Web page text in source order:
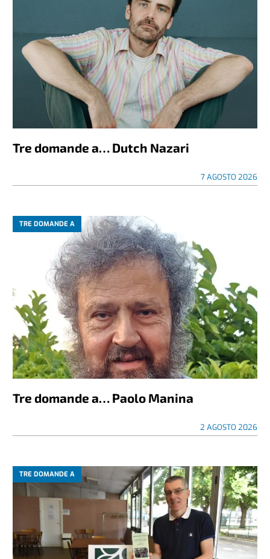
Tre domande a… Dutch Nazari
7 AGOSTO 2026
TRE DOMANDE A
Tre domande a… Paolo Manina
2 AGOSTO 2026
TRE DOMANDE A